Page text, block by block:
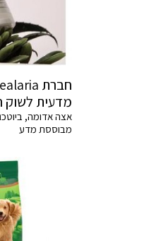
מדעית לשוק
אצה אדומה,
מבוססת מדע